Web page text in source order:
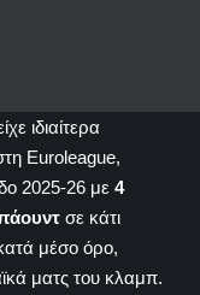
ιδιαίτερα
Euroleague,
2025-26 με 4
σε κάτι
μέσο όρο,
ματς του κλαμπ.